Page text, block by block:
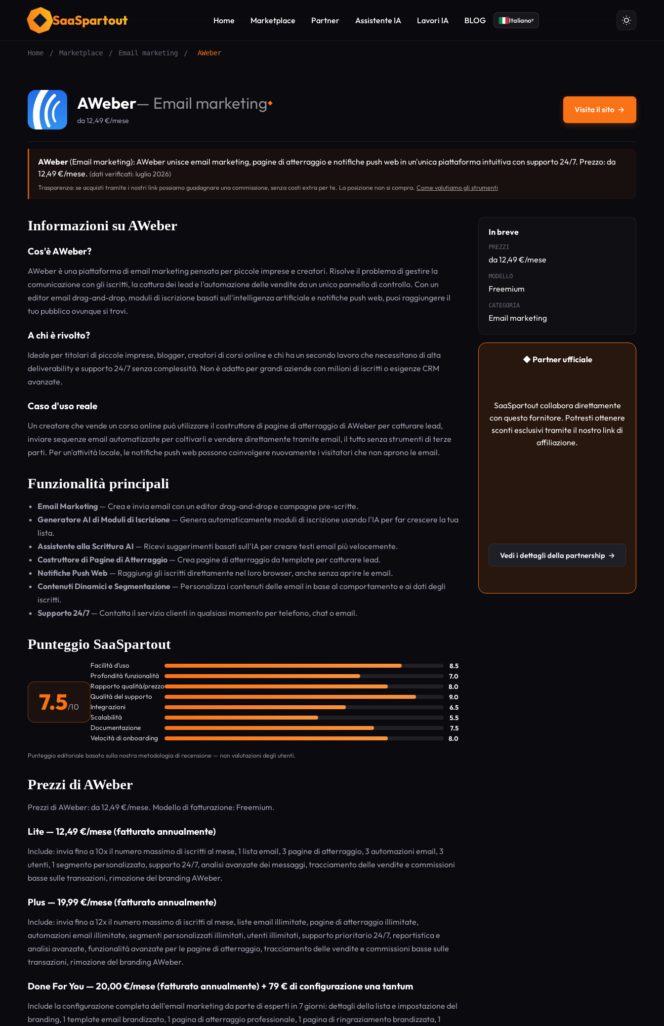
SaaSpartout Home Marketplace Partner Assistente IA Lavori IA BLOG Italiano▾
Home / Marketplace / Email marketing / AWeber
AWeber— Email marketing◆
da 12,49 €/mese
Visita il sito →
AWeber(Email marketing): AWeber unisce email marketing, pagine di atterraggio e notifiche push web in un'unica piattaforma intuitiva con supporto 24/7. Prezzo: da
12,49 €/mese. (dati verificati: luglio 2026)
Trasparenza: se acquisti tramite i nostri link possiamo guadagnare una commissione, senza costi extra per te. La posizione non si compra. Come valutiamo gli strumenti
Informazioni su AWeber
Cos'è AWeber?
AWeber è una piattaforma di email marketing pensata per piccole imprese e creatori. Risolve il problema di gestire la
comunicazione con gli iscritti, la cattura dei lead e l'automazione delle vendite da un unico pannello di controllo. Con un
editor email drag-and-drop, moduli di iscrizione basati sull'intelligenza artificiale e notifiche push web, puoi raggiungere il
tuo pubblico ovunque si trovi.
A chi è rivolto?
Ideale per titolari di piccole imprese, blogger, creatori di corsi online e chi ha un secondo lavoro che necessitano di alta
deliverability e supporto 24/7 senza complessità. Non è adatto per grandi aziende con milioni di iscritti o esigenze CRM
avanzate.
Caso d'uso reale
Un creatore che vende un corso online può utilizzare il costruttore di pagine di atterraggio di AWeber per catturare lead,
inviare sequenze email automatizzate per coltivarli e vendere direttamente tramite email, il tutto senza strumenti di terze
parti. Per un'attività locale, le notifiche push web possono coinvolgere nuovamente i visitatori che non aprono le email.
Funzionalità principali
Email Marketing — Crea e invia email con un editor drag-and-drop e campagne pre-scritte.
Generatore AI di Moduli di Iscrizione — Genera automaticamente moduli di iscrizione usando l'IA per far crescere la tua
lista.
Assistente alla Scrittura AI — Ricevi suggerimenti basati sull'IA per creare testi email più velocemente.
Costruttore di Pagine di Atterraggio — Crea pagine di atterraggio da template per catturare lead.
Notifiche Push Web — Raggiungi gli iscritti direttamente nel loro browser, anche senza aprire le email.
Contenuti Dinamici e Segmentazione — Personalizza i contenuti delle email in base al comportamento e ai dati degli
iscritti.
Supporto 24/7 — Contatta il servizio clienti in qualsiasi momento per telefono, chat o email.
Punteggio SaaSpartout
7.5/10
Facilità d’uso 8.5
Profondità funzionalità 7.0
Rapporto qualità/prezzo 8.0
Qualità del supporto 9.0
Integrazioni 6.5
Scalabilità 5.5
Documentazione 7.5
Velocità di onboarding 8.0
Punteggio editoriale basato sulla nostra metodologia di recensione — non valutazioni degli utenti.
Prezzi di AWeber
Prezzi di AWeber: da 12,49 €/mese. Modello di fatturazione: Freemium.
Lite — 12,49 €/mese (fatturato annualmente)
Include: invia fino a 10x il numero massimo di iscritti al mese, 1 lista email, 3 pagine di atterraggio, 3 automazioni email, 3
utenti, 1 segmento personalizzato, supporto 24/7, analisi avanzate dei messaggi, tracciamento delle vendite e commissioni
basse sulle transazioni, rimozione del branding AWeber.
Plus — 19,99 €/mese (fatturato annualmente)
Include: invia fino a 12x il numero massimo di iscritti al mese, liste email illimitate, pagine di atterraggio illimitate,
automazioni email illimitate, segmenti personalizzati illimitati, utenti illimitati, supporto prioritario 24/7, reportistica e
analisi avanzate, funzionalità avanzate per le pagine di atterraggio, tracciamento delle vendite e commissioni basse sulle
transazioni, rimozione del branding AWeber.
Done For You — 20,00 €/mese (fatturato annualmente) + 79 € di configurazione una tantum
Include la configurazione completa dell'email marketing da parte di esperti in 7 giorni: dettagli della lista e impostazione del
branding, 1 template email brandizzato, 1 pagina di atterraggio professionale, 1 pagina di ringraziamento brandizzata, 1
In breve
PREZZI
da 12,49 €/mese
MODELLO
Freemium
CATEGORIA
Email marketing
◆ Partner ufficiale
SaaSpartout collabora direttamente
con questo fornitore. Potresti ottenere
sconti esclusivi tramite il nostro link di
affiliazione.
Vedi i dettagli della partnership →